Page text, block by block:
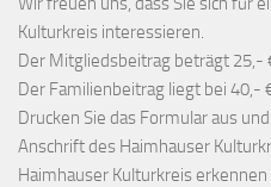
Kulturkreis interessieren.
Der Mitgliedsbeitrag beträgt 25,-
Der Familienbeitrag liegt bei 40,-
Drucken Sie das Formular aus
Anschrift des Haimhauser
Haimhauser Kulturkreis erkennen